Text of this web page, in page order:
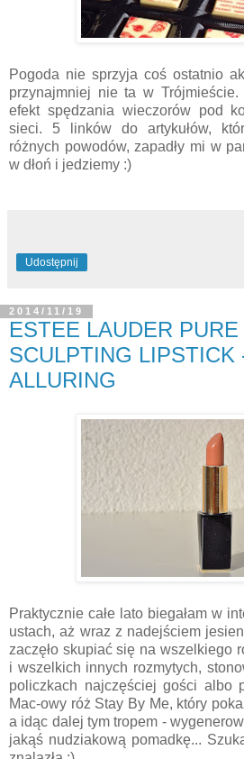
Pogoda nie sprzyja coś ostatnio
przynajmniej nie ta w
efekt spędzania wieczorów pod
sieci. 5 linków do artykułów,
różnych powodów, zapadły mi w
w dłoń i jedziemy :)
Udostępnij
2014/11/19
ESTEE LAUDER
SCULPTING LIPSTICK
ALLURING
Praktycznie całe lato biegałam w
ustach, aż wraz z nadejściem
zaczęło skupiać się na wszelkiego
i wszelkich innych rozmytych,
policzkach najczęściej gości albo
Mac-owy róż Stay By Me, który
a idąc dalej tym tropem -
jakąś nudziakową pomadkę...